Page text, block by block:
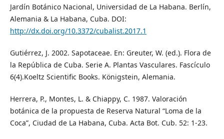
Jardín Botánico Nacional, Universidad de La Habana. Berlín,
Alemania & La Habana, Cuba. DOI:
http://dx.doi.org/10.3372/cubalist.2017.1
Gutiérrez, J. 2002. Sapotaceae. En: Greuter, W. (ed.). Flora de
la República de Cuba. Serie A. Plantas Vasculares. Fascículo
6(4).Koeltz Scientific Books. Königstein, Alemania.
Herrera, P., Montes, L. & Chiappy, C. 1987. Valoración
botánica de la propuesta de Reserva Natural “Loma de la
Coca”, Ciudad de La Habana, Cuba. Acta Bot. Cub. 52: 1-23.